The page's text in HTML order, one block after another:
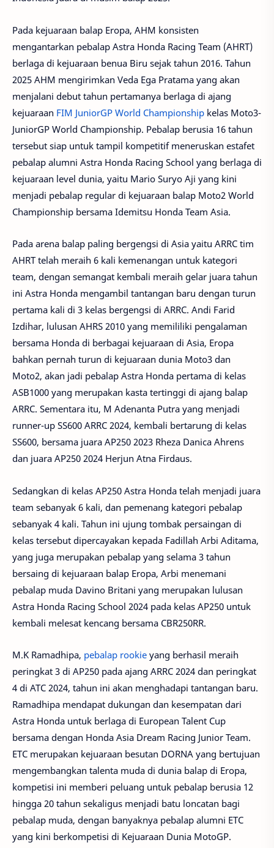
Pada kejuaraan balap Eropa, AHM konsisten
mengantarkan pebalap Astra Honda Racing Team (AHRT)
berlaga di kejuaraan benua Biru sejak tahun 2016. Tahun
2025 AHM mengirimkan Veda Ega Pratama yang akan
menjalani debut tahun pertamanya berlaga di ajang
kejuaraan FIM JuniorGP World Championship kelas Moto3-
JuniorGP World Championship. Pebalap berusia 16 tahun
tersebut siap untuk tampil kompetitif meneruskan estafet
pebalap alumni Astra Honda Racing School yang berlaga di
kejuaraan level dunia, yaitu Mario Suryo Aji yang kini
menjadi pebalap regular di kejuaraan balap Moto2 World
Championship bersama Idemitsu Honda Team Asia.
Pada arena balap paling bergengsi di Asia yaitu ARRC tim
AHRT telah meraih 6 kali kemenangan untuk kategori
team, dengan semangat kembali meraih gelar juara tahun
ini Astra Honda mengambil tantangan baru dengan turun
pertama kali di 3 kelas bergengsi di ARRC. Andi Farid
Izdihar, lulusan AHRS 2010 yang memililiki pengalaman
bersama Honda di berbagai kejuaraan di Asia, Eropa
bahkan pernah turun di kejuaraan dunia Moto3 dan
Moto2, akan jadi pebalap Astra Honda pertama di kelas
ASB1000 yang merupakan kasta tertinggi di ajang balap
ARRC. Sementara itu, M Adenanta Putra yang menjadi
runner-up SS600 ARRC 2024, kembali bertarung di kelas
SS600, bersama juara AP250 2023 Rheza Danica Ahrens
dan juara AP250 2024 Herjun Atna Firdaus.
Sedangkan di kelas AP250 Astra Honda telah menjadi juara
team sebanyak 6 kali, dan pemenang kategori pebalap
sebanyak 4 kali. Tahun ini ujung tombak persaingan di
kelas tersebut dipercayakan kepada Fadillah Arbi Aditama,
yang juga merupakan pebalap yang selama 3 tahun
bersaing di kejuaraan balap Eropa, Arbi menemani
pebalap muda Davino Britani yang merupakan lulusan
Astra Honda Racing School 2024 pada kelas AP250 untuk
kembali melesat kencang bersama CBR250RR.
M.K Ramadhipa, pebalap rookie yang berhasil meraih
peringkat 3 di AP250 pada ajang ARRC 2024 dan peringkat
4 di ATC 2024, tahun ini akan menghadapi tantangan baru.
Ramadhipa mendapat dukungan dan kesempatan dari
Astra Honda untuk berlaga di European Talent Cup
bersama dengan Honda Asia Dream Racing Junior Team.
ETC merupakan kejuaraan besutan DORNA yang bertujuan
mengembangkan talenta muda di dunia balap di Eropa,
kompetisi ini memberi peluang untuk pebalap berusia 12
hingga 20 tahun sekaligus menjadi batu loncatan bagi
pebalap muda, dengan banyaknya pebalap alumni ETC
yang kini berkompetisi di Kejuaraan Dunia MotoGP.